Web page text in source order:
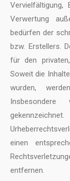
Verwertung
bedürfen der
bzw. Erstellers.
für den
Soweit die
wurden,
einen
entfernen.